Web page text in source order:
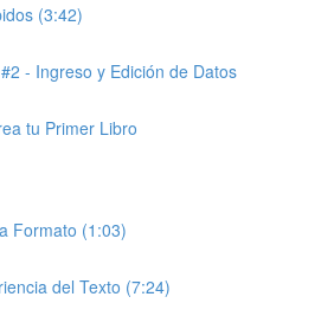
(3:42)
- Ingreso y Edición de Datos
tu Primer Libro
Formato (1:03)
del Texto (7:24)